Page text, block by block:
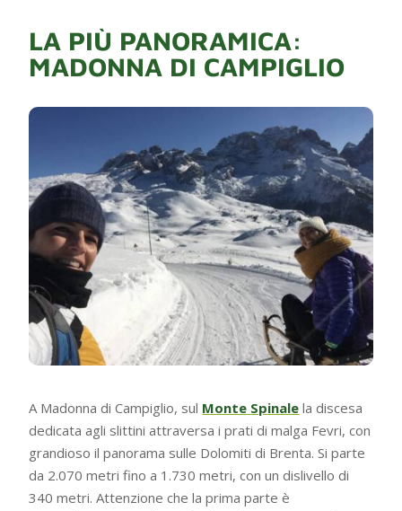
LA PIÙ PANORAMICA:
MADONNA DI CAMPIGLIO
A Madonna di Campiglio, sul Monte Spinale la discesa
dedicata agli slittini attraversa i prati di malga Fevri, con
grandioso il panorama sulle Dolomiti di Brenta. Si parte
da 2.070 metri fino a 1.730 metri, con un dislivello di
340 metri. Attenzione che la prima parte è